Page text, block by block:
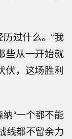
过什么。“我
些从一开始就
伏，这场胜利
“一个都不能
线都不留余力